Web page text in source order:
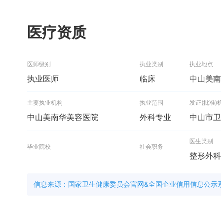
医疗资质
医师级别
执业医师
执业类别
临床
执业地点
中山美
主要执业机构
中山美南华美容医院
执业范围
外科专业
发证(批准)
中山市
毕业院校 社会职务
医生类别
整形外
信息来源：国家卫生健康委员会官网&全国企业信用信息公